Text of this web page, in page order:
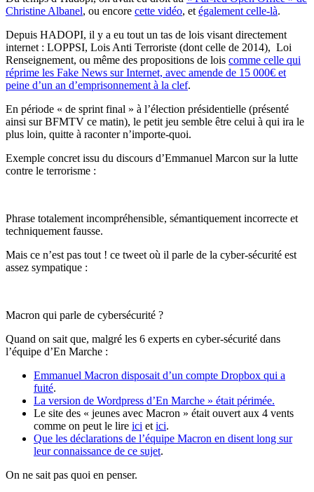
Christine Albanel, ou encore cette vidéo, et également celle-là.
Depuis HADOPI, il y a eu tout un tas de lois visant directement
internet : LOPPSI, Lois Anti Terroriste (dont celle de 2014), Loi
Renseignement, ou même des propositions de lois comme celle qui
réprime les Fake News sur Internet, avec amende de 15 000€ et
peine d’un an d’emprisonnement à la clef.
En période « de sprint final » à l’élection présidentielle (présenté
ainsi sur BFMTV ce matin), le petit jeu semble être celui à qui ira le
plus loin, quitte à raconter n’importe-quoi.
Exemple concret issu du discours d’Emmanuel Marcon sur la lutte
contre le terrorisme :
Phrase totalement incompréhensible, sémantiquement incorrecte et
techniquement fausse.
Mais ce n’est pas tout ! ce tweet où il parle de la cyber-sécurité est
assez sympatique :
Macron qui parle de cybersécurité ?
Quand on sait que, malgré les 6 experts en cyber-sécurité dans
l’équipe d’En Marche :
Emmanuel Macron disposait d’un compte Dropbox qui a
fuité.
La version de Wordpress d’En Marche » était périmée.
Le site des « jeunes avec Macron » était ouvert aux 4 vents
comme on peut le lire ici et ici.
Que les déclarations de l’équipe Macron en disent long sur
leur connaissance de ce sujet.
On ne sait pas quoi en penser.